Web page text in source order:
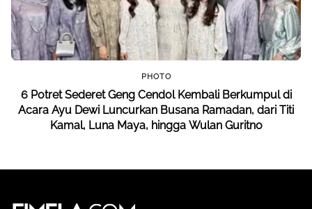
PHOTO
6 Potret Sederet Geng Cendol Kembali Berkumpul di
Acara Ayu Dewi Luncurkan Busana Ramadan, dari Titi
Kamal, Luna Maya, hingga Wulan Guritno